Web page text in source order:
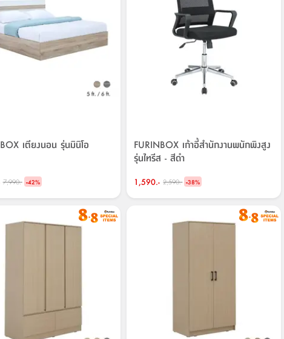
เตียงนอน รุ่นมินิโอ
7,990.- -42%
FURINBOX เก้าอี้สำนักงานพนักพิงสูง
รุ่นไทรีส - สีดำ
1,590.- 2,590.- -38%